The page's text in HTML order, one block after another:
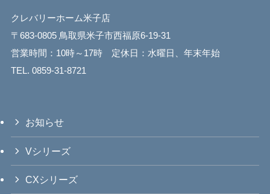
クレバリーホーム米子店
〒683-0805 鳥取県米子市西福原6-19-31
営業時間：10時～17時 定休日：水曜日、年末年始
TEL. 0859-31-8721
お知らせ
Vシリーズ
CXシリーズ